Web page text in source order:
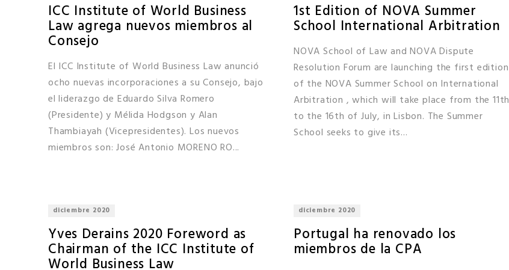
ICC Institute of World Business
Law agrega nuevos miembros al
Consejo
El ICC Institute of World Business Law anunció
ocho nuevas incorporaciones a su Consejo, bajo
el liderazgo de Eduardo Silva Romero
(Presidente) y Mélida Hodgson y Alan
Thambiayah (Vicepresidentes). Los nuevos
miembros son: José Antonio MORENO RO...
1st Edition of NOVA Summer
School International Arbitration
NOVA School of Law and NOVA Dispute
Resolution Forum are launching the first edition
of the NOVA Summer School on International
Arbitration , which will take place from the 11th
to the 16th of July, in Lisbon. The Summer
School seeks to give its...
diciembre 2020
Yves Derains 2020 Foreword as
Chairman of the ICC Institute of
World Business Law
diciembre 2020
Portugal ha renovado los
miembros de la CPA